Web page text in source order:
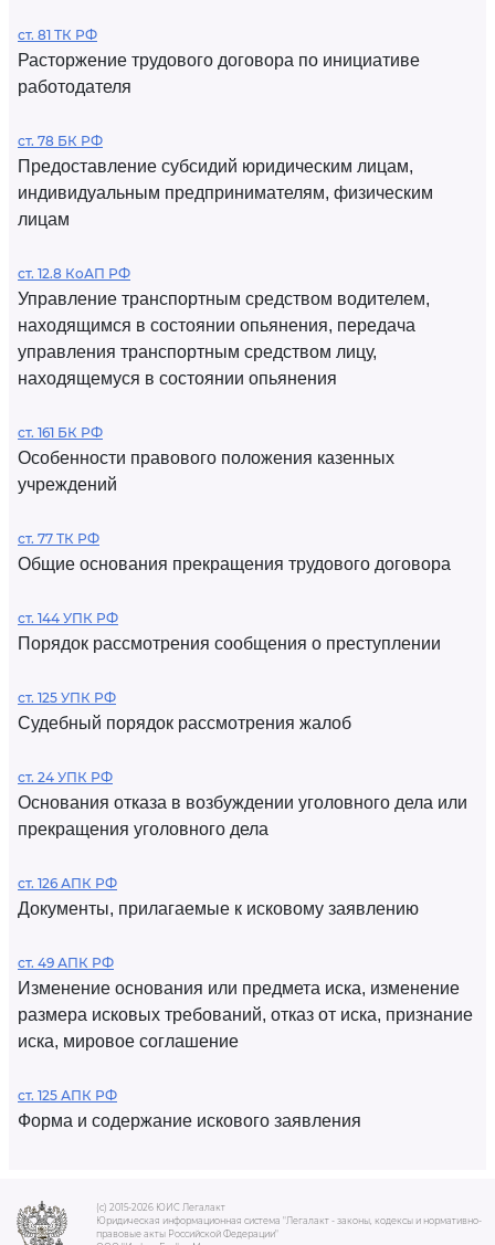
ст. 81 ТК РФ
Расторжение трудового договора по инициативе
работодателя
ст. 78 БК РФ
Предоставление субсидий юридическим лицам,
индивидуальным предпринимателям, физическим
лицам
ст. 12.8 КоАП РФ
Управление транспортным средством водителем,
находящимся в состоянии опьянения, передача
управления транспортным средством лицу,
находящемуся в состоянии опьянения
ст. 161 БК РФ
Особенности правового положения казенных
учреждений
ст. 77 ТК РФ
Общие основания прекращения трудового договора
ст. 144 УПК РФ
Порядок рассмотрения сообщения о преступлении
ст. 125 УПК РФ
Судебный порядок рассмотрения жалоб
ст. 24 УПК РФ
Основания отказа в возбуждении уголовного дела или
прекращения уголовного дела
ст. 126 АПК РФ
Документы, прилагаемые к исковому заявлению
ст. 49 АПК РФ
Изменение основания или предмета иска, изменение
размера исковых требований, отказ от иска, признание
иска, мировое соглашение
ст. 125 АПК РФ
Форма и содержание искового заявления
(c) 2015-2026 ЮИС Легалакт
Юридическая информационная система "Легалакт - законы, кодексы и нормативно-
правовые акты Российской Федерации"